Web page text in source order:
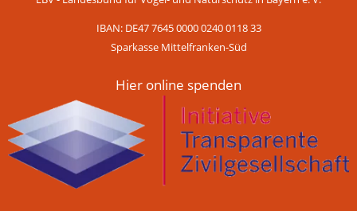
IBAN: DE47 7645 0000 0240 0118 33
Sparkasse Mittelfranken-Süd
Hier online spenden